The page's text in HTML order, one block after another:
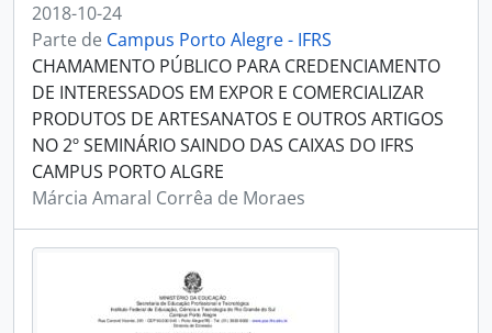
2018-10-24
Parte de Campus Porto Alegre - IFRS
CHAMAMENTO PÚBLICO PARA CREDENCIAMENTO
DE INTERESSADOS EM EXPOR E COMERCIALIZAR
PRODUTOS DE ARTESANATOS E OUTROS ARTIGOS
NO 2º SEMINÁRIO SAINDO DAS CAIXAS DO IFRS
CAMPUS PORTO ALGRE
Márcia Amaral Corrêa de Moraes